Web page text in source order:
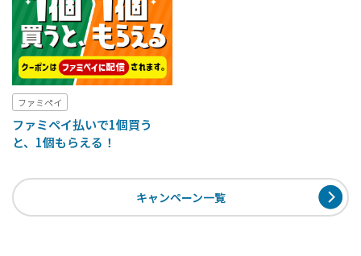
ファミペイ
ファミペイ払いで1個買う
と、1個もらえる！
キャンペーン一覧